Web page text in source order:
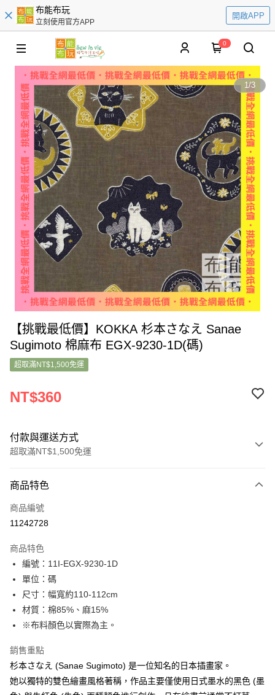
布能布玩
立刻使用官方APP
開啟APP
0
1/3
【挑戰最低價】KOKKA 杉本さなえ Sanae
Sugimoto 棉麻布 EGX-9230-1D(碼)
超取滿NT$1,500免運
NT$360
付款與運送方式
超取滿NT$1,500免運
信用卡一次付款
超商取貨付款
Apple Pay
街口支付
Google Pay
AFTEE先享後付
相關說明
AFTEE先享後付是「在收到商品之後才付款」的支付方式。 讓您購物簡單
便利好安心！
１．簡單：不需註冊會員、不需綁卡、不需儲值。
ATM付款
商品特色
商品編號
11242728
商品特色
編號：11I-EGX-9230-1D
單位：碼
尺寸：幅寬約110-112cm
材質：棉85%、麻15%
※布料顏色以實際為主。
銷售重點
杉本さなえ (Sanae Sugimoto) 是一位知名的日本插畫家。
她以獨特的雙色繪畫風格著稱，作品主要僅使用日式墨水的黑色 (墨